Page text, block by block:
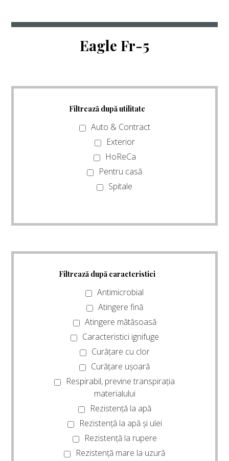
Eagle Fr-5
Filtrează după utilitate
Auto & Contract
Exterior
HoReCa
Pentru casă
Spitale
Filtrează după caracteristici
Antimicrobial
Atingere fină
Atingere mătăsoasă
Caracteristici ignifuge
Curățare cu clor
Curățare ușoară
Respirabil, previne transpirația
materialului
Rezistență la apă
Rezistență la apă și ulei
Rezistență la rupere
Rezistență mare la uzură